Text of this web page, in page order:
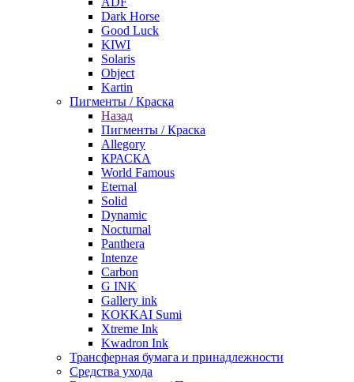
Dark Horse
Good Luck
KIWI
Solaris
Object
Kartin
Пигменты / Краска
Назад
Пигменты / Краска
Allegory
КРАСКА
World Famous
Eternal
Solid
Dynamic
Nocturnal
Panthera
Intenze
Carbon
G INK
Gallery ink
KOKKAI Sumi
Xtreme Ink
Kwadron Ink
Трансферная бумага и принадлежности
Средства ухода